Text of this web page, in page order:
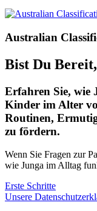
Australian
Bist Du
Erfahren Sie, wie
Kinder im Alter
Routinen,
zu fördern.
Wenn Sie Fragen zur
wie Junga im Alltag
Erste Schritte
Unsere